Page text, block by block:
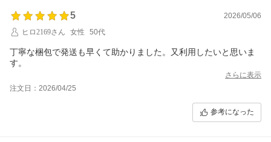
5
2026/05/06
ヒロ2169さん
女性 50代
丁寧な梱包で発送も早くて助かりました。又利用したいと思いま
す。
さらに表示
注文日：2026/04/25
参考になった